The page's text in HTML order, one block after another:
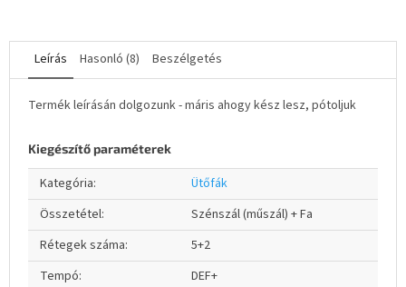
Leírás Hasonló (8) Beszélgetés
Termék leírásán dolgozunk - máris ahogy kész lesz, pótoljuk
Kiegészítő paraméterek
Kategória:
Ütőfák
Összetétel:
Szénszál (műszál) + Fa
Rétegek száma:
5+2
Tempó: DEF+